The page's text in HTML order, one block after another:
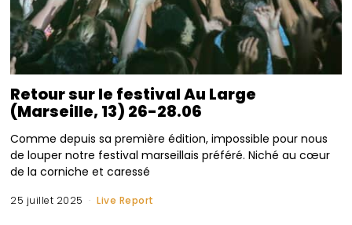
Retour sur le festival Au Large
(Marseille, 13) 26-28.06
Comme depuis sa première édition, impossible pour nous
de louper notre festival marseillais préféré. Niché au cœur
de la corniche et caressé
25 juillet 2025 Live Report